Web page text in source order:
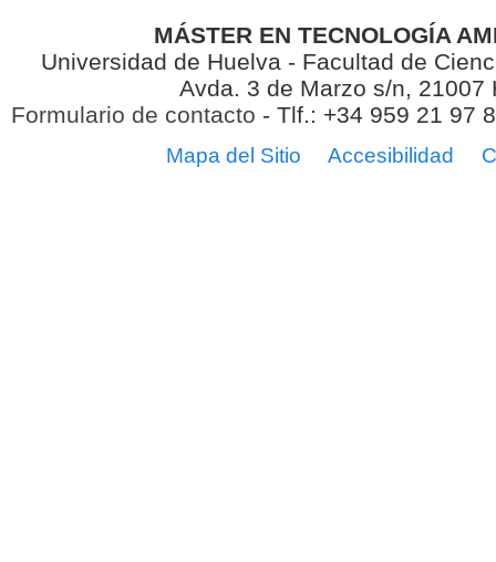
MÁSTER EN TECNOLOGÍA
Universidad de Huelva - Facultad de
Avda. 3 de Marzo s/n, 21007
Formulario de contacto - Tlf.: +34 959 21 97
Mapa del Sitio Accesibilidad